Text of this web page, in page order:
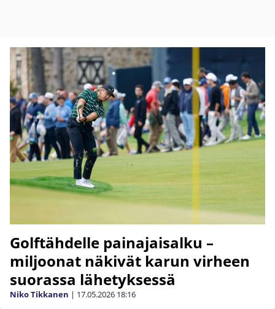
Golftähdelle painajaisalku –
miljoonat näkivät karun virheen
suorassa lähetyksessä
Niko Tikkanen | 17.05.2026 18:16